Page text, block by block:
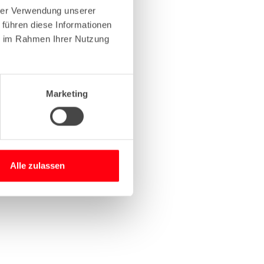
Verwendung unserer
diese Informationen
Rahmen Ihrer Nutzung
Marketing
Alle zulassen
information).